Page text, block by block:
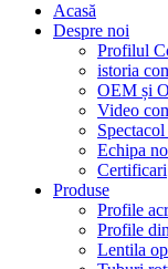
Acasă
Despre noi
Profilul
istoria
OEM și
Video
Echipa
Certificari
Produse
Profile
Profile
Lentila